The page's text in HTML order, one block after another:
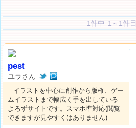
1件中 1～1件目
pest
ユラさん
イラストを中心に創作から版権、ゲー
ムイラストまで幅広く手を出している
よろずサイトです。スマホ準対応(閲覧
できますが見やすくはありません)